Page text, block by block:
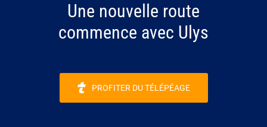
Une nouvelle route
commence avec Ulys
PROFITER DU TÉLÉPÉAGE